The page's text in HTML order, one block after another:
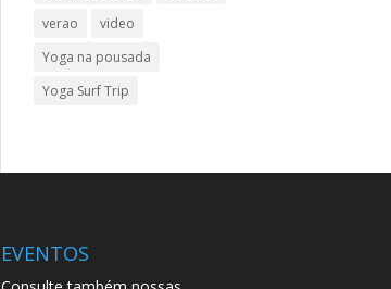
verao
video
Yoga na pousada
Yoga Surf Trip
EVENTOS